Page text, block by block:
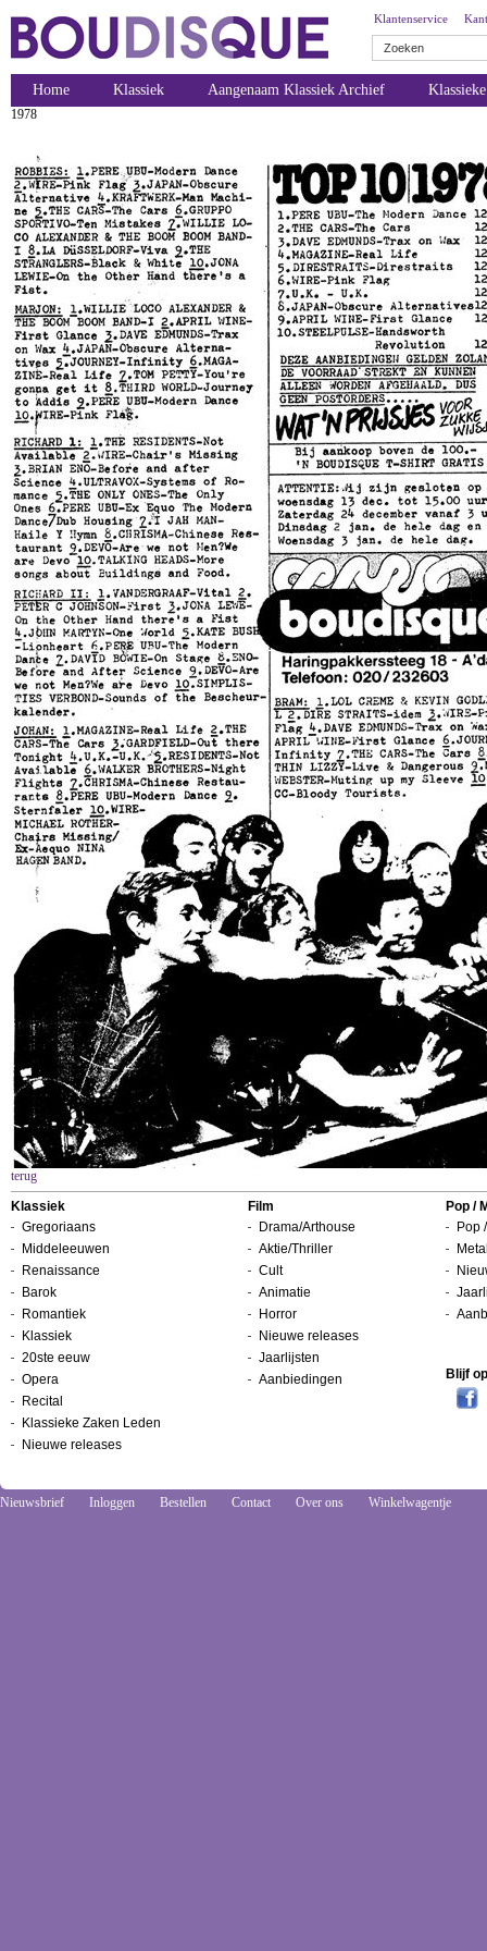
Klantenservice
Home Klassiek Aangenaam Klassiek Archief
1978
terug
Klassiek
Gregoriaans
Middeleeuwen
Renaissance
Barok
Romantiek
Klassiek
20ste eeuw
Opera
Recital
Klassieke Zaken Leden
Nieuwe releases
Film
Drama/Arthouse
Aktie/Thriller
Cult
Animatie
Horror
Nieuwe releases
Jaarlijsten
Aanbiedingen
Pop /
Pop
Blijf
Nieuwsbrief Inloggen Bestellen Contact Over ons Winkelwagentje